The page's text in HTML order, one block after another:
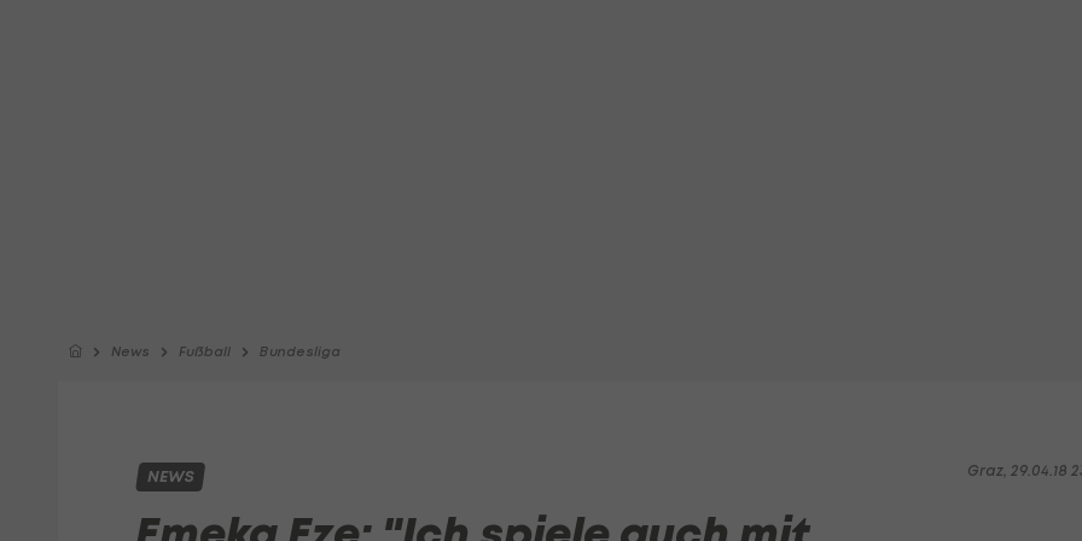
News Fußball Bundesliga
Graz, 29.04.18
NEWS